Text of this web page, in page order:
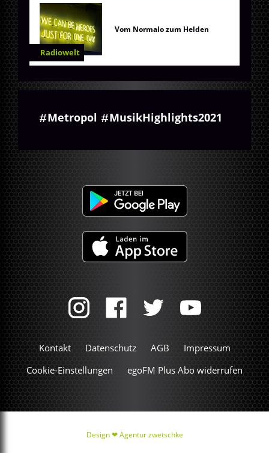
Radiowelt
Vom Normalo zum Helden
Metropol MusikHighlights2021
Kontakt Datenschutz AGB
Impressum
Cookie-Einstellungen
egoFM Plus Abo widerrufen
Design ❤Agentur zwetschke